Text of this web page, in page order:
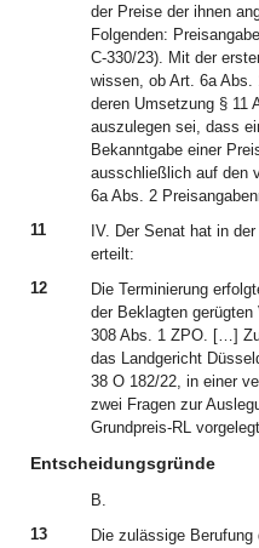
der Preise der ihnen
Folgenden:
C-330/23). Mit der
wissen, ob Art. 6a Abs.
deren Umsetzung § 11
auszulegen sei, dass
Bekanntgabe einer
ausschließlich auf den
6a Abs. 2
11
IV. Der Senat hat in
erteilt:
12
Die Terminierung
der Beklagten
308 Abs. 1 ZPO. […]
das Landgericht
38 O 182/22, in einer
zwei Fragen zur
Grundpreis-RL
Entscheidungsgründe
B.
13
Die zulässige